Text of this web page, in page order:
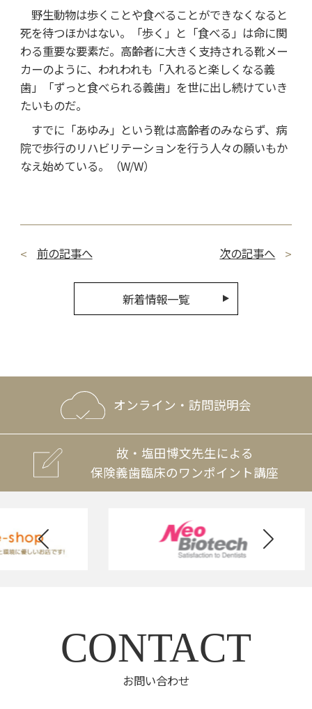
野生動物は歩くことや食べることができなくなると
死を待つほかはない。「歩く」と「食べる」は命に関
わる重要な要素だ。高齢者に大きく支持される靴メー
カーのように、われわれも「入れると楽しくなる義
歯」「ずっと食べられる義歯」を世に出し続けていき
たいものだ。
すでに「あゆみ」という靴は高齢者のみならず、病
院で歩行のリハビリテーションを行う人々の願いもか
なえ始めている。（W/W）
前の記事へ 次の記事へ
新着情報一覧
オンライン・訪問説明会
故・塩田博文先生による
保険義歯臨床のワンポイント講座
CONTACT
お問い合わせ